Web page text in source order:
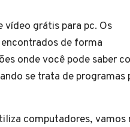
grátis para pc. Os
de forma
onde você pode saber
se trata de
computadores, vamos